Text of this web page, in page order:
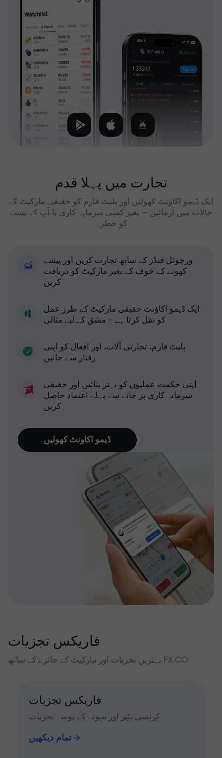
تجارت میں پہلا قدم
ایک ڈیمو اکاؤنٹ کھولیں اور پلیٹ فارم کو حقیقی مارکیٹ کے
حالات میں آزمائیں — بغیر کسی سرمایہ کاری یا آپ کے پیسے
کو خطرہ
ورچوئل فنڈز کے ساتھ تجارت کریں اور پیسے
کھونے کے خوف کے بغیر مارکیٹ کو دریافت
کریں
ایک ڈیمو اکاؤنٹ حقیقی مارکیٹ کے طرز عمل
کو نقل کرتا ہے - مشق کے لیے مثالی
پلیٹ فارم، تجارتی آلات، اور افعال کو اپنی
رفتار سے جانیں
اپنی حکمت عملیوں کو بہتر بنائیں اور حقیقی
سرمایہ کاری پر جانے سے پہلے اعتماد حاصل
کریں
ڈیمو اکاونٹ کھولیں
فاریکس تجزیات
بہترین تجزیات اور مارکیٹ کے جائزے کے ساتھ FX.CO
فاریکس تجزیات
کرنسی پئیر اور سونے کے یومیہ تجزیات
تمام دیکھیں